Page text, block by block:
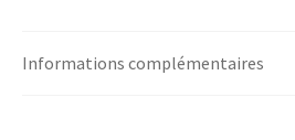
Informations complémentaires